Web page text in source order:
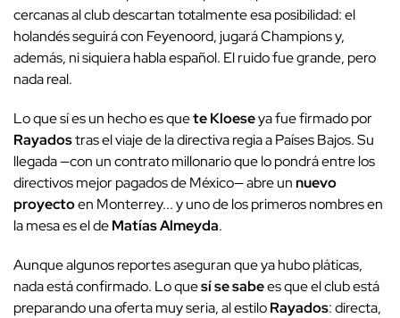
cercanas al club descartan totalmente esa posibilidad: el
holandés seguirá con Feyenoord, jugará Champions y,
además, ni siquiera habla español. El ruido fue grande, pero
nada real.
Lo que sí es un hecho es quete Kloeseya fue firmado por
Rayadostras el viaje de la directiva regia a Países Bajos. Su
llegada —con un contrato millonario que lo pondrá entre los
directivos mejor pagados de México— abre unnuevo
proyectoen Monterrey... y uno de los primeros nombres en
la mesa es el deMatías Almeyda.
Aunque algunos reportes aseguran que ya hubo pláticas,
nada está confirmado. Lo quesí se sabees que el club está
preparando una oferta muy seria, al estiloRayados: directa,